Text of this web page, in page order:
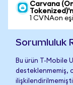
Carvana
1 CVNAon
Sorumluluk
Bu ürün T-Mobile
desteklenmemiş,